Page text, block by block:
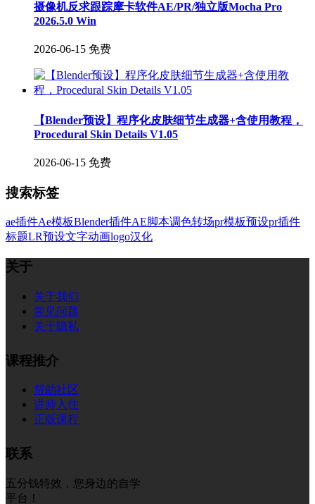
摄像机反求跟踪摩卡软件AE/PR/独立版Mocha Pro
2026.5.0 Win
2026-06-15 免费
【Blender预设】程序化皮肤细节生成器+含使用教程，
Procedural Skin Details V1.05
2026-06-15 免费
搜索标签
ae插件Ae模板Blender插件AE脚本调色转场pr模板预设pr插件
标题LR预设文字动画logo汉化
关于
关于我们
常见问题
关于隐私
课程推介
帮助社区
讲师入住
正版课程
联系
五分钱特效，您身边的自学
平台！